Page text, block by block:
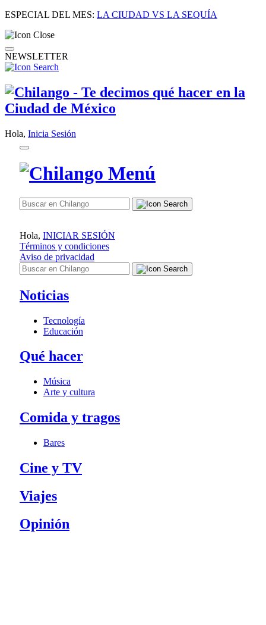
ESPECIAL DEL MES: LA CIUDAD VS LA SEQUÍA
NEWSLETTER
Hola, Inicia Sesión
Hola, INICIAR SESIÓN
Términos y condiciones
Aviso de privacidad
Noticias
Tecnología
Educación
Qué hacer
Música
Arte y cultura
Comida y tragos
Bares
Cine y TV
Viajes
Opinión